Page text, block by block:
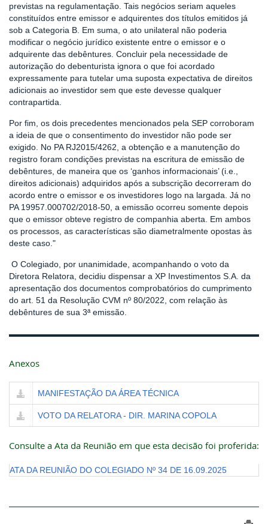
previstas na regulamentação. Tais negócios seriam aqueles
constituídos entre emissor e adquirentes dos títulos emitidos já
sob a Categoria B. Em suma, o ato unilateral não poderia
modificar o negócio jurídico existente entre o emissor e o
adquirente das debêntures. Concluir pela necessidade de
autorização do debenturista ignora o que foi acordado
expressamente para tutelar uma suposta expectativa de direitos
adicionais ao investidor sem que este devesse qualquer
contrapartida.
Por fim, os dois precedentes mencionados pela SEP corroboram
a ideia de que o consentimento do investidor não pode ser
exigido. No PA RJ2015/4262, a obtenção e a manutenção do
registro foram condições previstas na escritura de emissão de
debêntures, de maneira que os ‘ganhos informacionais’ (i.e.,
direitos adicionais) adquiridos após a subscrição decorreram do
acordo entre o emissor e os investidores logo na largada. Já no
PA 19957.000702/2018-50, a emissão ocorreu somente depois
que o emissor obteve registro de companhia aberta. Em ambos
os processos, as características são diametralmente opostas às
deste caso."
O Colegiado, por unanimidade, acompanhando o voto da
Diretora Relatora, decidiu dispensar a XP Investimentos S.A. da
apresentação dos documentos comprobatórios do cumprimento
do art. 51 da Resolução CVM nº 80/2022, com relação às
debêntures de sua 3ª emissão.
Anexos
MANIFESTAÇÃO DA ÁREA TÉCNICA
VOTO DA RELATORA - DIR. MARINA COPOLA
Consulte a Ata da Reunião em que esta decisão foi proferida:
ATA DA REUNIÃO DO COLEGIADO Nº 34 DE 16.09.2025